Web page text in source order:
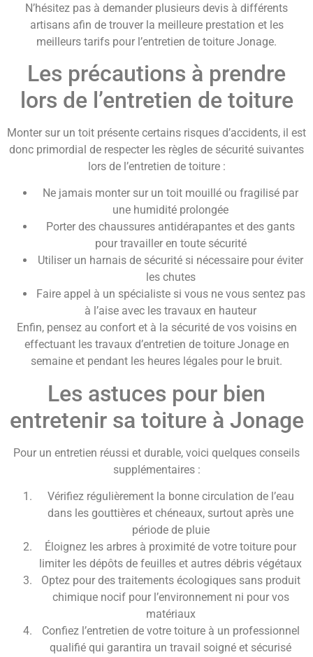
N’hésitez pas à demander plusieurs devis à différents
artisans afin de trouver la meilleure prestation et les
meilleurs tarifs pour l’entretien de toiture Jonage.
Les précautions à prendre
lors de l’entretien de toiture
Monter sur un toit présente certains risques d’accidents, il est
donc primordial de respecter les règles de sécurité suivantes
lors de l’entretien de toiture :
Ne jamais monter sur un toit mouillé ou fragilisé par
une humidité prolongée
Porter des chaussures antidérapantes et des gants
pour travailler en toute sécurité
Utiliser un harnais de sécurité si nécessaire pour éviter
les chutes
Faire appel à un spécialiste si vous ne vous sentez pas
à l’aise avec les travaux en hauteur
Enfin, pensez au confort et à la sécurité de vos voisins en
effectuant les travaux d’entretien de toiture Jonage en
semaine et pendant les heures légales pour le bruit.
Les astuces pour bien
entretenir sa toiture à Jonage
Pour un entretien réussi et durable, voici quelques conseils
supplémentaires :
Vérifiez régulièrement la bonne circulation de l’eau
dans les gouttières et chéneaux, surtout après une
période de pluie
Éloignez les arbres à proximité de votre toiture pour
limiter les dépôts de feuilles et autres débris végétaux
Optez pour des traitements écologiques sans produit
chimique nocif pour l’environnement ni pour vos
matériaux
Confiez l’entretien de votre toiture à un professionnel
qualifié qui garantira un travail soigné et sécurisé